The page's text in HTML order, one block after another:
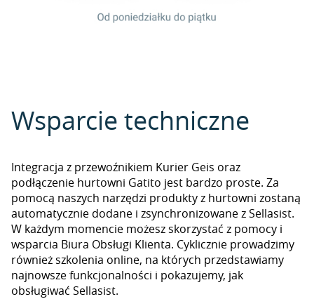
Wsparcie techniczne
Integracja z przewoźnikiem Kurier Geis oraz
podłączenie hurtowni Gatito jest bardzo proste. Za
pomocą naszych narzędzi produkty z hurtowni zostaną
automatycznie dodane i zsynchronizowane z Sellasist.
W każdym momencie możesz skorzystać z pomocy i
wsparcia Biura Obsługi Klienta. Cyklicznie prowadzimy
również szkolenia online, na których przedstawiamy
najnowsze funkcjonalności i pokazujemy, jak
obsługiwać Sellasist.